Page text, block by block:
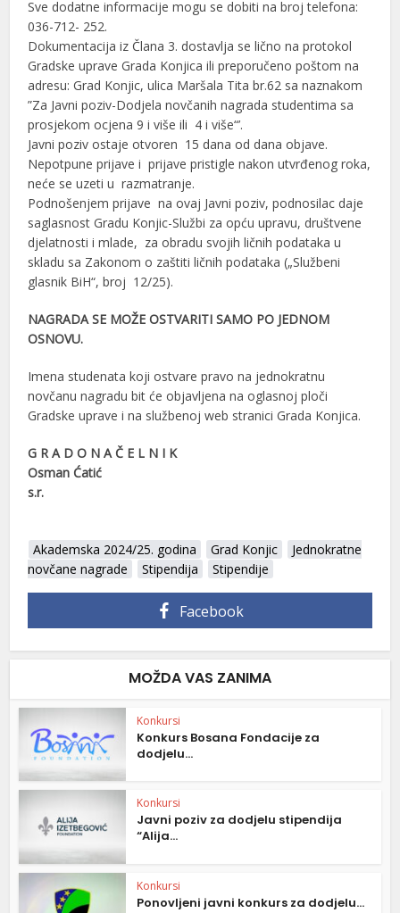
Sve dodatne informacije mogu se dobiti na broj telefona:
036-712- 252.
Dokumentacija iz Člana 3. dostavlja se lično na protokol
Gradske uprave Grada Konjica ili preporučeno poštom na
adresu: Grad Konjic, ulica Maršala Tita br.62 sa naznakom
”Za Javni poziv-Dodjela novčanih nagrada studentima sa
prosjekom ocjena 9 i više ili 4 i više“’.
Javni poziv ostaje otvoren 15 dana od dana objave.
Nepotpune prijave i prijave pristigle nakon utvrđenog roka,
neće se uzeti u razmatranje.
Podnošenjem prijave na ovaj Javni poziv, podnosilac daje
saglasnost Gradu Konjic-Službi za opću upravu, društvene
djelatnosti i mlade, za obradu svojih ličnih podataka u
skladu sa Zakonom o zaštiti ličnih podataka („Službeni
glasnik BiH“, broj 12/25).
NAGRADA SE MOŽE OSTVARITI SAMO PO JEDNOM
OSNOVU.
Imena studenata koji ostvare pravo na jednokratnu
novčanu nagradu bit će objavljena na oglasnoj ploči
Gradske uprave i na službenoj web stranici Grada Konjica.
G R A D O N A Č E L N I K
Osman Ćatić
s.r.
Akademska 2024/25. godina Grad Konjic
Jednokratne
novčane nagrade
Stipendija Stipendije
Facebook
MOŽDA VAS ZANIMA
Konkursi
Konkurs Bosana Fondacije za
dodjelu...
Konkursi
Javni poziv za dodjelu stipendija
“Alija...
Konkursi
Ponovljeni javni konkurs za dodjelu...